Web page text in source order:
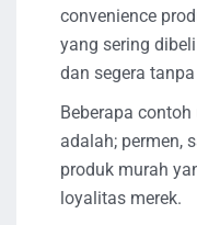
convenience
yang sering
dan segera
Beberapa
adalah; permen,
produk murah
loyalitas merek.